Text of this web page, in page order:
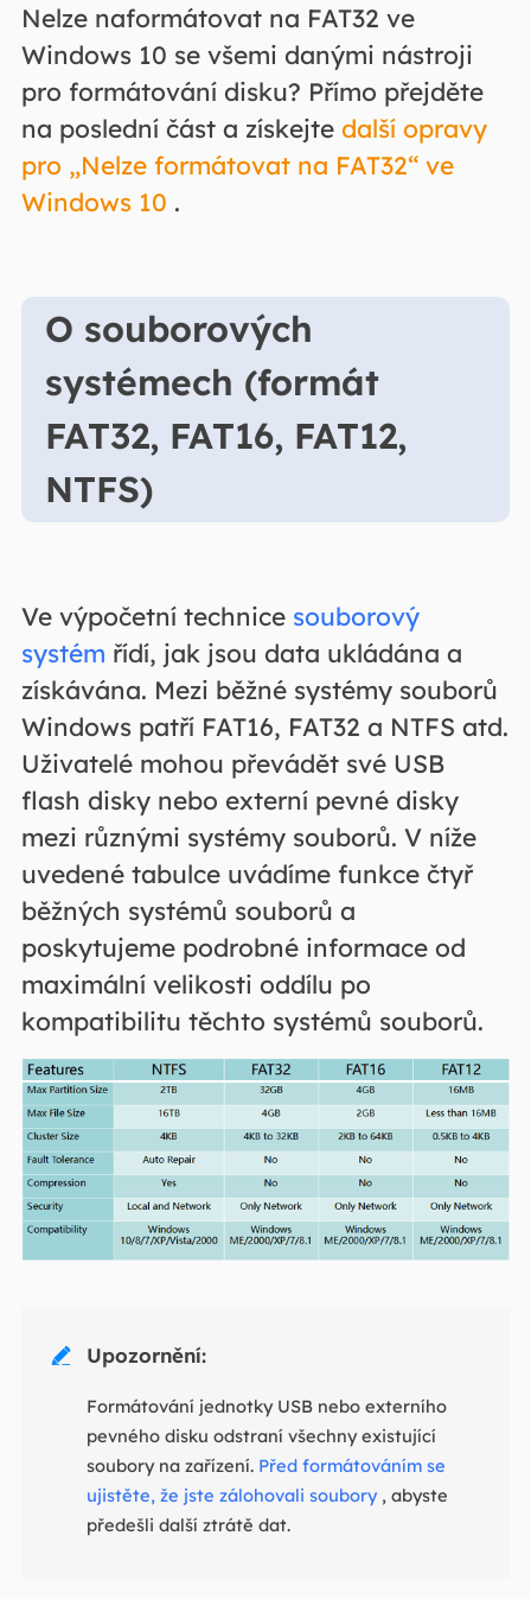
Nelze naformátovat na FAT32 ve
Windows 10 se všemi danými nástroji
pro formátování disku? Přímo přejděte
na poslední část a získejte další opravy
pro „Nelze formátovat na FAT32“ ve
Windows 10 .
O souborových
systémech (formát
FAT32, FAT16, FAT12,
NTFS)
Ve výpočetní technice souborový
systém řídí, jak jsou data ukládána a
získávána. Mezi běžné systémy souborů
Windows patří FAT16, FAT32 a NTFS atd.
Uživatelé mohou převádět své USB
flash disky nebo externí pevné disky
mezi různými systémy souborů. V níže
uvedené tabulce uvádíme funkce čtyř
běžných systémů souborů a
poskytujeme podrobné informace od
maximální velikosti oddílu po
kompatibilitu těchto systémů souborů.
 Upozornění:
Formátování jednotky USB nebo externího
pevného disku odstraní všechny existující
soubory na zařízení. Před formátováním se
ujistěte, že jste zálohovali soubory, abyste
předešli další ztrátě dat.